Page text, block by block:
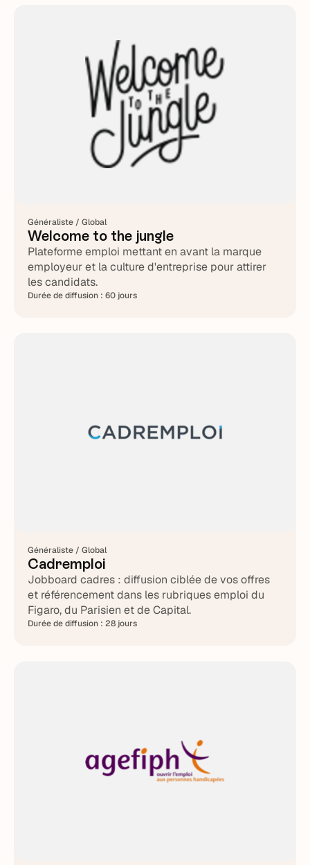
Généraliste / Global
Welcome to the jungle
Plateforme emploi mettant en avant la marque
employeur et la culture d'entreprise pour attirer
les candidats.
Durée de diffusion :60 jours
Généraliste / Global
Cadremploi
Jobboard cadres : diffusion ciblée de vos offres
et référencement dans les rubriques emploi du
Figaro, du Parisien et de Capital.
Durée de diffusion :28 jours